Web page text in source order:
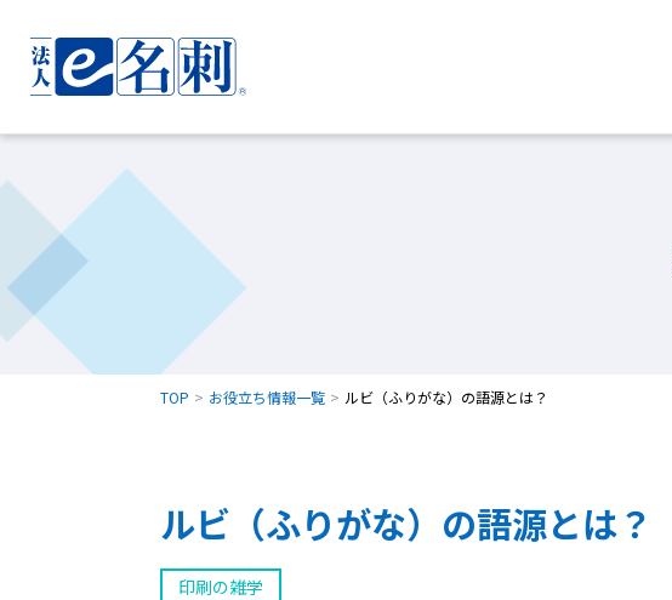
TOP お役立ち情報一覧 ルビ（ふりがな）の語源とは？
ルビ（ふりがな）の語源とは？
印刷の雑学